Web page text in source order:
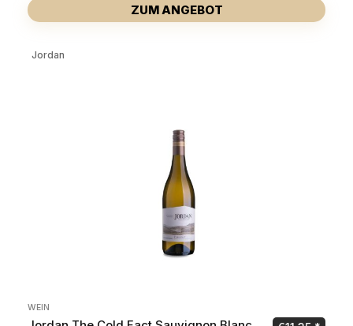
ZUM ANGEBOT
Jordan
WEIN